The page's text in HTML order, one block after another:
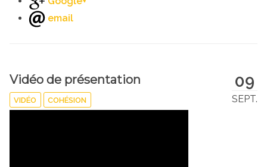
email
09
SEPT.
Vidéo de présentation
VIDÉO COHÉSION